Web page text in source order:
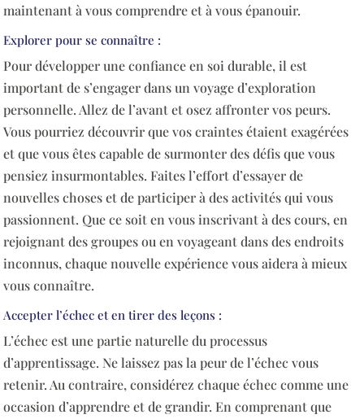
maintenant à vous comprendre et à vous épanouir.
Explorer pour se connaître :
Pour développer une confiance en soi durable, il est
important de s’engager dans un voyage d’exploration
personnelle. Allez de l’avant et osez affronter vos peurs.
Vous pourriez découvrir que vos craintes étaient exagérées
et que vous êtes capable de surmonter des défis que vous
pensiez insurmontables. Faites l’effort d’essayer de
nouvelles choses et de participer à des activités qui vous
passionnent. Que ce soit en vous inscrivant à des cours, en
rejoignant des groupes ou en voyageant dans des endroits
inconnus, chaque nouvelle expérience vous aidera à mieux
vous connaître.
Accepter l’échec et en tirer des leçons :
L’échec est une partie naturelle du processus
d’apprentissage. Ne laissez pas la peur de l’échec vous
retenir. Au contraire, considérez chaque échec comme une
occasion d’apprendre et de grandir. En comprenant que